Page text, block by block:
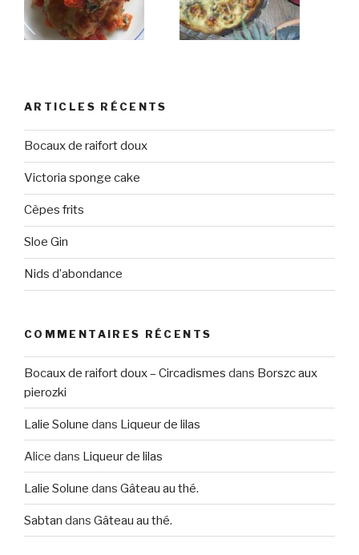
ARTICLES RÉCENTS
Bocaux de raifort doux
Victoria sponge cake
Cèpes frits
Sloe Gin
Nids d’abondance
COMMENTAIRES RÉCENTS
Bocaux de raifort doux – Circadismes dans Borszc aux
pierozki
Lalie Solune dans Liqueur de lilas
Alice dans Liqueur de lilas
Lalie Solune dans Gâteau au thé.
Sabtan dans Gâteau au thé.